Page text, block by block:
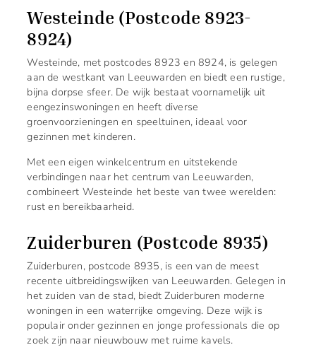
Westeinde (Postcode 8923-
8924)
Westeinde, met postcodes 8923 en 8924, is gelegen
aan de westkant van Leeuwarden en biedt een rustige,
bijna dorpse sfeer. De wijk bestaat voornamelijk uit
eengezinswoningen en heeft diverse
groenvoorzieningen en speeltuinen, ideaal voor
gezinnen met kinderen.
Met een eigen winkelcentrum en uitstekende
verbindingen naar het centrum van Leeuwarden,
combineert Westeinde het beste van twee werelden:
rust en bereikbaarheid.
Zuiderburen (Postcode 8935)
Zuiderburen, postcode 8935, is een van de meest
recente uitbreidingswijken van Leeuwarden. Gelegen in
het zuiden van de stad, biedt Zuiderburen moderne
woningen in een waterrijke omgeving. Deze wijk is
populair onder gezinnen en jonge professionals die op
zoek zijn naar nieuwbouw met ruime kavels.